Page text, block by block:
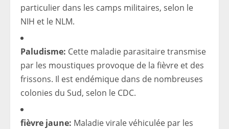
particulier dans les camps militaires, selon le
NIH et le NLM.
Paludisme: Cette maladie parasitaire transmise
par les moustiques provoque de la fièvre et des
frissons. Il est endémique dans de nombreuses
colonies du Sud, selon le CDC.
fièvre jaune: Maladie virale véhiculée par les